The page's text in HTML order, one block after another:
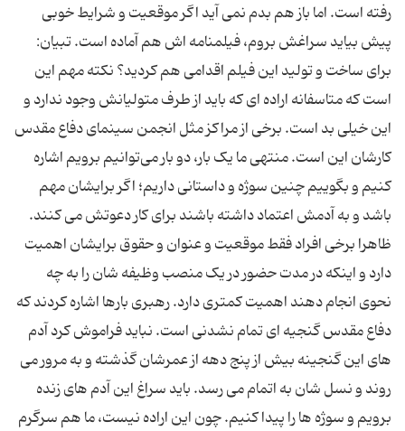
رفته است. اما باز هم بدم نمی آید اگر موقعیت و شرایط خوبی
پیش بیاید سراغش بروم، فیلمنامه اش هم آماده است. تبیان:
برای ساخت و تولید این فیلم اقدامی هم کردید؟ نکته مهم این
است که متاسفانه اراده ای که باید از طرف متولیانش وجود ندارد و
این خیلی بد است. برخی از مراکز مثل انجمن سینمای دفاع مقدس
کارشان این است. منتهی ما یک بار، دو بار می‌توانیم برویم اشاره
کنیم و بگوییم چنین سوژه و داستانی داریم؛ اگر برایشان مهم
باشد و به آدمش اعتماد داشته باشند برای کار دعوتش می کنند.
ظاهرا برخی افراد فقط موقعیت و عنوان و حقوق برایشان اهمیت
دارد و اینکه در مدت حضور در یک منصب وظیفه شان را به چه
نحوی انجام دهند اهمیت کمتری دارد. رهبری بارها اشاره کردند که
دفاع مقدس گنجیه ای تمام نشدنی است. نباید فراموش کرد آدم
های این گنجینه بیش از پنج دهه از عمرشان گذشته و به مرور می
روند و نسل شان به اتمام می رسد. باید سراغ این آدم های زنده
برویم و سوژه ها را پیدا کنیم. چون این اراده نیست، ما هم سرگرم